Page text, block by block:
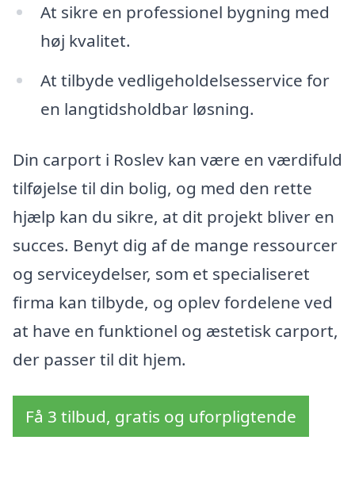
At sikre en professionel bygning med
høj kvalitet.
At tilbyde vedligeholdelsesservice for
en langtidsholdbar løsning.
Din carport i Roslev kan være en værdifuld
tilføjelse til din bolig, og med den rette
hjælp kan du sikre, at dit projekt bliver en
succes. Benyt dig af de mange ressourcer
og serviceydelser, som et specialiseret
firma kan tilbyde, og oplev fordelene ved
at have en funktionel og æstetisk carport,
der passer til dit hjem.
Få 3 tilbud, gratis og uforpligtende